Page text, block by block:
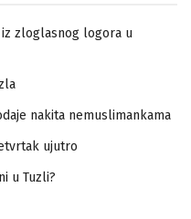
iz zloglasnog logora u
nakita nemuslimankama
ujutro
u Tuzli?